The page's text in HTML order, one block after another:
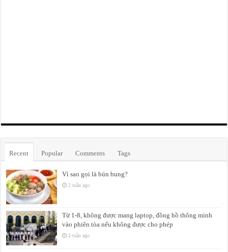
Recent Popular Comments Tags
Vì sao gọi là bún bung?
2 tuần ago
Từ 1-8, không được mang laptop, đồng hồ thông minh
vào phiên tòa nếu không được cho phép
2 tuần ago